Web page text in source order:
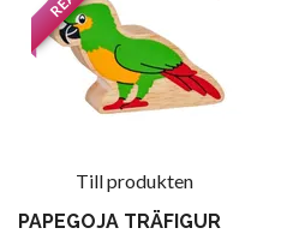
Till produkten
PAPEGOJA TRÄFIGUR